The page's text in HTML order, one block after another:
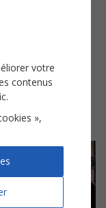
5
votre
contenus
»,